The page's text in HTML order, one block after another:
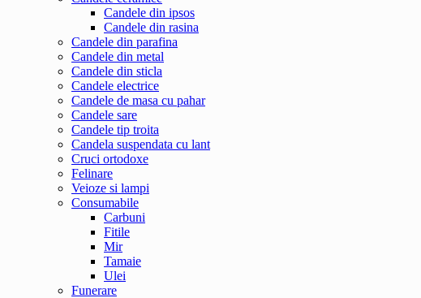
Candele din ipsos
Candele din rasina
Candele din parafina
Candele din metal
Candele din sticla
Candele electrice
Candele de masa cu pahar
Candele sare
Candele tip troita
Candela suspendata cu lant
Cruci ortodoxe
Felinare
Veioze si lampi
Consumabile
Carbuni
Fitile
Mir
Tamaie
Ulei
Funerare